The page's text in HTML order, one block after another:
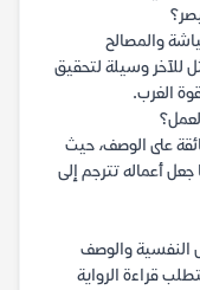
والمصالح
للآخر وسيلة لتحقيق
الغرب.
على الوصف، حيث
أعماله تترجم إلى
النفسية والوصف
قراءة الرواية